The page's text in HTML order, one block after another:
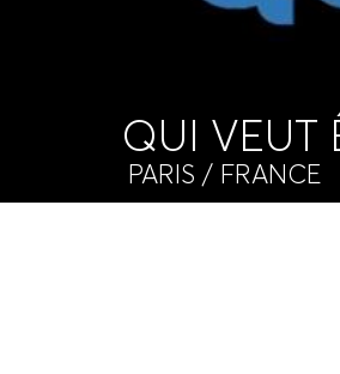
QUI VEUT
PARIS / FRANCE